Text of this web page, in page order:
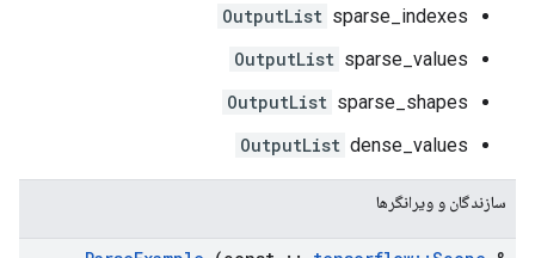
OutputList sparse_indexes
OutputList sparse_values
OutputList sparse_shapes
OutputList dense_values
سازندگان و ویرانگرها